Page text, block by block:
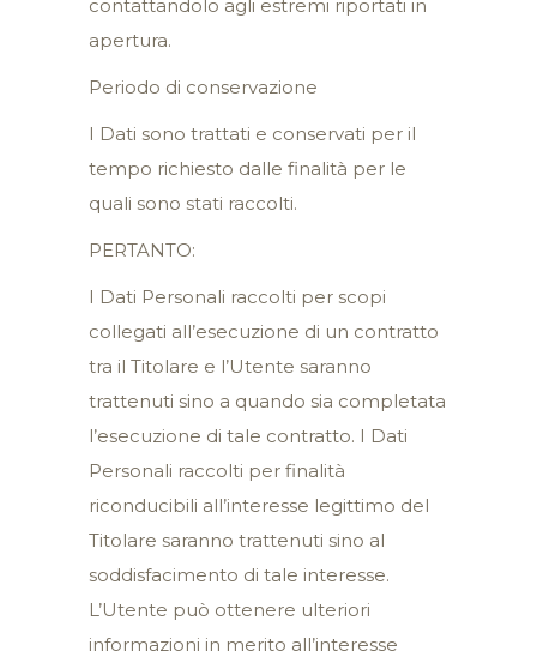
contattandolo agli estremi riportati in
apertura.
Periodo di conservazione
I Dati sono trattati e conservati per il
tempo richiesto dalle finalità per le
quali sono stati raccolti.
PERTANTO:
I Dati Personali raccolti per scopi
collegati all’esecuzione di un contratto
tra il Titolare e l’Utente saranno
trattenuti sino a quando sia completata
l’esecuzione di tale contratto. I Dati
Personali raccolti per finalità
riconducibili all’interesse legittimo del
Titolare saranno trattenuti sino al
soddisfacimento di tale interesse.
L’Utente può ottenere ulteriori
informazioni in merito all’interesse